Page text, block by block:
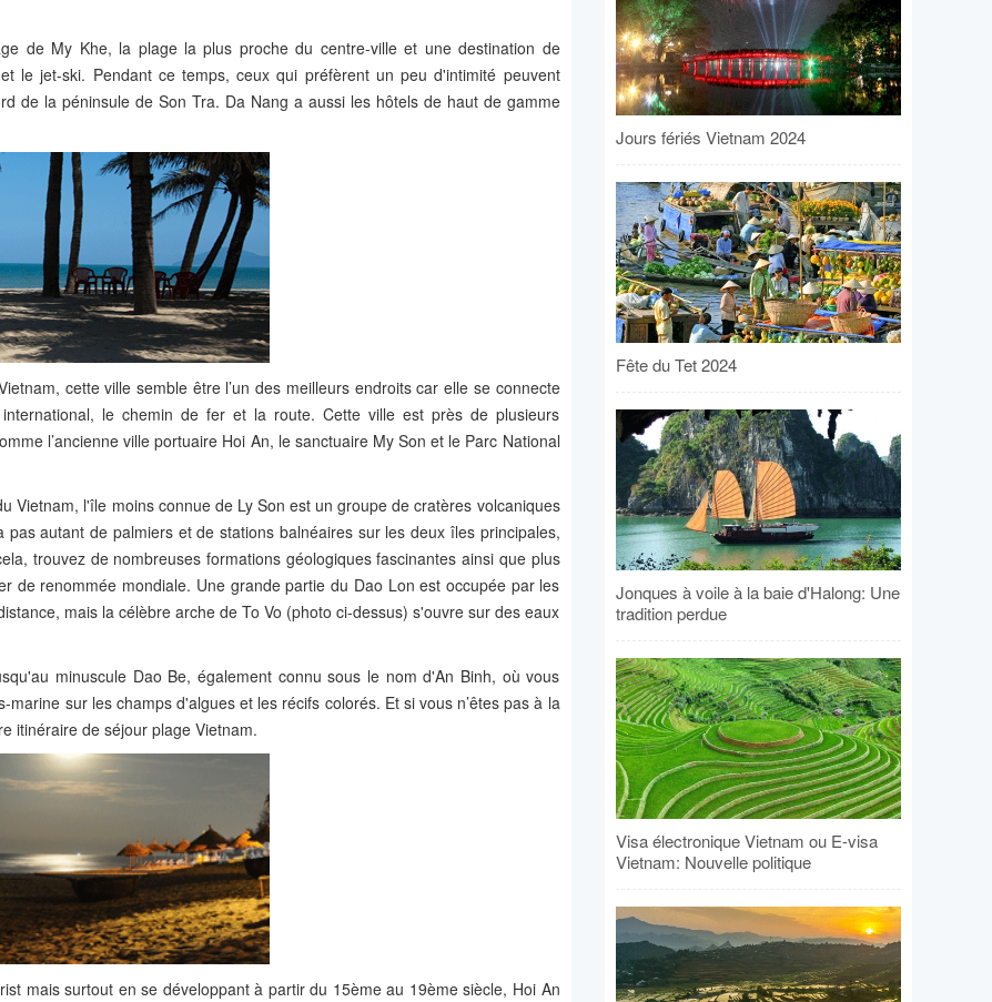
de My Khe, la plage la plus proche du centre-ville et une destination de
le jet-ski. Pendant ce temps, ceux qui préfèrent un peu d'intimité peuvent
de la péninsule de Son Tra. Da Nang a aussi les hôtels de haut de gamme
cette ville semble être l’un des meilleurs endroits car elle se connecte
le chemin de fer et la route. Cette ville est près de plusieurs
l’ancienne ville portuaire Hoi An, le sanctuaire My Son et le Parc National
Vietnam, l'île moins connue de Ly Son est un groupe de cratères volcaniques
autant de palmiers et de stations balnéaires sur les deux îles principales,
trouvez de nombreuses formations géologiques fascinantes ainsi que plus
de renommée mondiale. Une grande partie du Dao Lon est occupée par les
mais la célèbre arche de To Vo (photo ci-dessus) s'ouvre sur des eaux
minuscule Dao Be, également connu sous le nom d'An Binh, où vous
sur les champs d'algues et les récifs colorés. Et si vous n’êtes pas à la
itinéraire de séjour plage Vietnam.
mais surtout en se développant à partir du 15ème au 19ème siècle, Hoi An
Jours fériés Vietnam 2024
Fête du Tet 2024
Jonques à voile à la baie d'Halong: Une
tradition perdue
Visa électronique Vietnam ou E-visa
Vietnam: Nouvelle politique